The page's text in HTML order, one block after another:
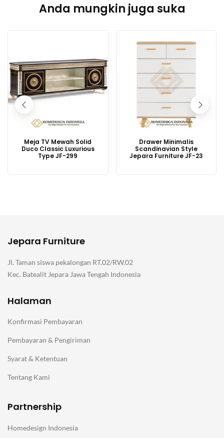
Anda mungkin juga suka
Meja TV Mewah Solid
Duco Classic Luxurious
Type JF-299
Drawer Minimalis
Scandinavian Style
Jepara Furniture JF-23
Jepara Furniture
Jl. Taman siswa pekalongan RT.02/RW.02
Kec. Batealit Jepara Jawa Tengah Indonesia
Halaman
Konfirmasi Pembayaran
Pembayaran & Pengiriman
Syarat & Ketentuan
Tentang Kami
Partnership
Homedesign Indonesia